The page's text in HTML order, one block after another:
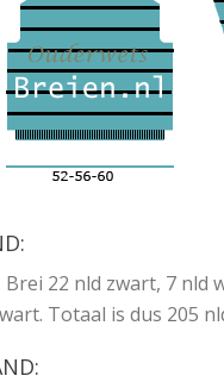
22 nld zwart, 7 nld
Totaal is dus 205